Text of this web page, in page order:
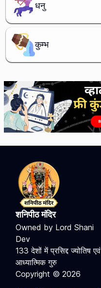
धनु
कुम्भ
शनिपीठ मंदिर
Owned by Lord Shani
Dev
133 देशों में प्रसिद्द ज्योतिष एवं
आध्यात्मिक गुरु
Copyright © 2026